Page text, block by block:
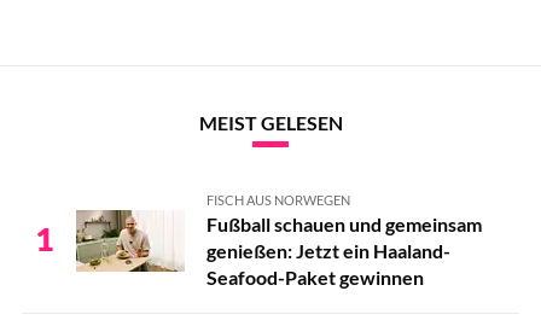
MEIST GELESEN
1
FISCH AUS NORWEGEN
Fußball schauen und gemeinsam
genießen: Jetzt ein Haaland-
Seafood-Paket gewinnen